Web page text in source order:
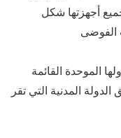
أجهزتها شكل
الموحدة القائمة
المدنية التي تقر